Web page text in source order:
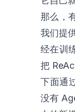
那么，
我们提
经在训
把
下面通
没有